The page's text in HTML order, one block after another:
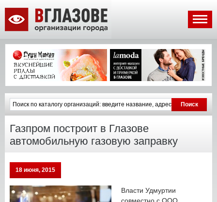
Газпром построит в Глазове
автомобильную газовую заправку
18 июня, 2015
Власти Удмуртии
совместно с ООО